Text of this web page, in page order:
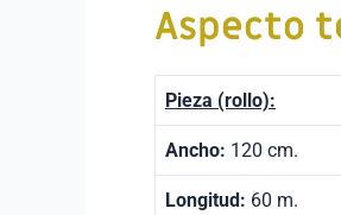
Aspecto
Pieza (rollo):
Ancho: 120 cm.
Longitud: 60 m.